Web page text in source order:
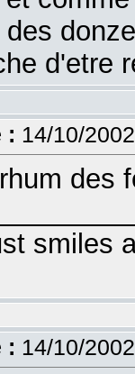
des
d'etre
: 14/10/
des
smiles
: 14/10/